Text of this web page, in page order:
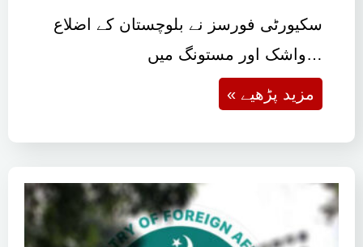
سکیورٹی فورسز نے بلوچستان کے اضلاع
واشک اور مستونگ میں…
« مزید پڑھیے